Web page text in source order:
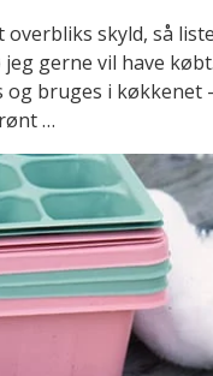
skyld, så
gerne vil have
og bruges i køkkenet
…